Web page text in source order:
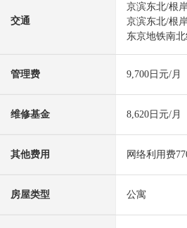
交通
京滨东北/根
京滨东北/根
东京地铁南
管理费 9,700日元/月
维修基金 8,620日元/月
其他费用 网络利用费
房屋类型 公寓